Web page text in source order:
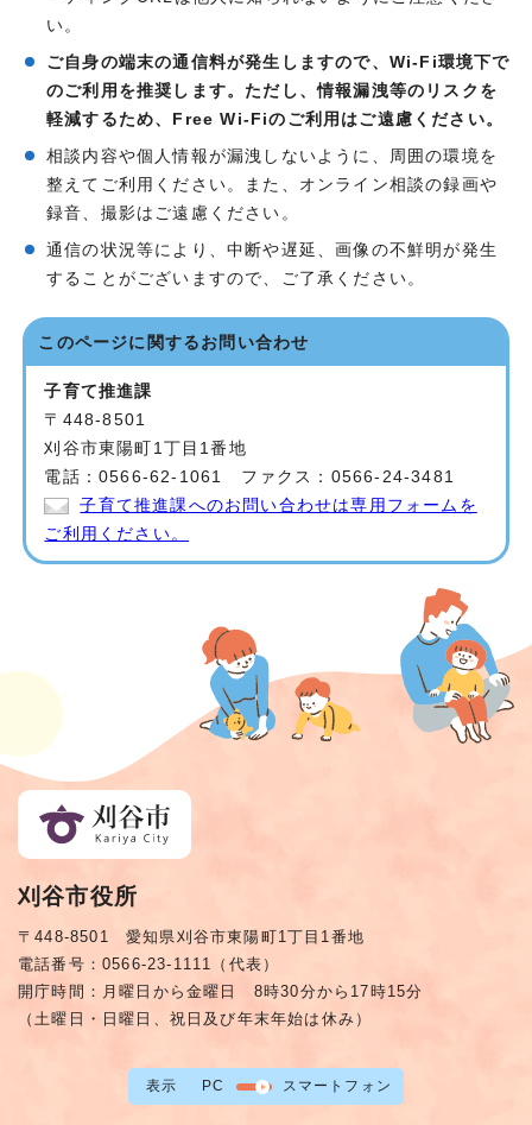
い。
ご自身の端末の通信料が発生しますので、Wi-Fi環境下で
のご利用を推奨します。ただし、情報漏洩等のリスクを
軽減するため、Free Wi-Fiのご利用はご遠慮ください。
相談内容や個人情報が漏洩しないように、周囲の環境を
整えてご利用ください。また、オンライン相談の録画や
録音、撮影はご遠慮ください。
通信の状況等により、中断や遅延、画像の不鮮明が発生
することがございますので、ご了承ください。
このページに関する お問い合わせ
子育て推進課
〒448-8501
刈谷市東陽町1丁目1番地
電話：0566-62-1061 ファクス：0566-24-3481
子育て推進課へのお問い合わせは専用フォームを
ご利用ください。
刈谷市役所
〒448-8501 愛知県刈谷市東陽町1丁目1番地
電話番号：0566-23-1111（代表）
開庁時間：月曜日から金曜日 8時30分から17時15分
（土曜日・日曜日、祝日及び年末年始は休み）
表示 PC スマートフォン